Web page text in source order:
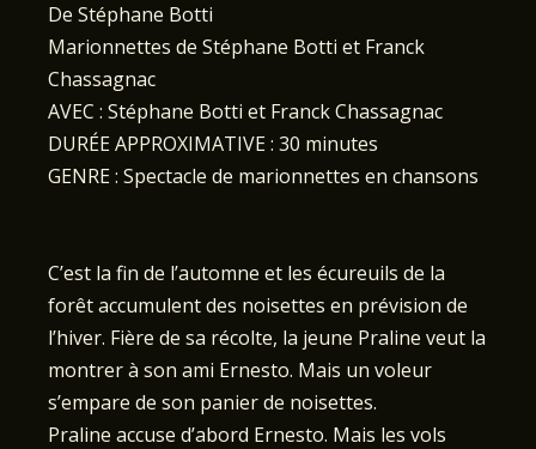
De Stéphane Botti
Marionnettes de Stéphane Botti et Franck
Chassagnac
AVEC : Stéphane Botti et Franck Chassagnac
DURÉE APPROXIMATIVE : 30 minutes
GENRE : Spectacle de marionnettes en chansons
C’est la fin de l’automne et les écureuils de la
forêt accumulent des noisettes en prévision de
l’hiver. Fière de sa récolte, la jeune Praline veut la
montrer à son ami Ernesto. Mais un voleur
s’empare de son panier de noisettes.
Praline accuse d’abord Ernesto. Mais les vols